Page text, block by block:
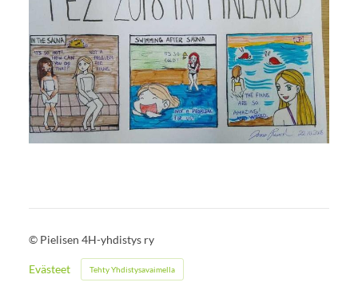
© Pielisen 4H-yhdistys ry
Evästeet Tehty Yhdistysavaimella